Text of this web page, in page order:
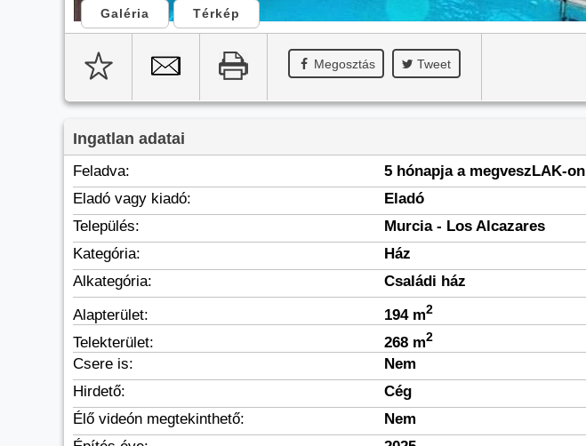
Galéria Térkép
Megosztás Tweet
Ingatlan adatai
Feladva:
5 hónapja a megveszLAK-on
Eladó vagy kiadó:
Eladó
Település:
Murcia - Los Alcazares
Kategória:
Ház
Alkategória:
Családi ház
Alapterület:
194 m2
Telekterület: 268 m2
Csere is:
Nem
Hirdető:
Cég
Élő videón megtekinthető:
Nem